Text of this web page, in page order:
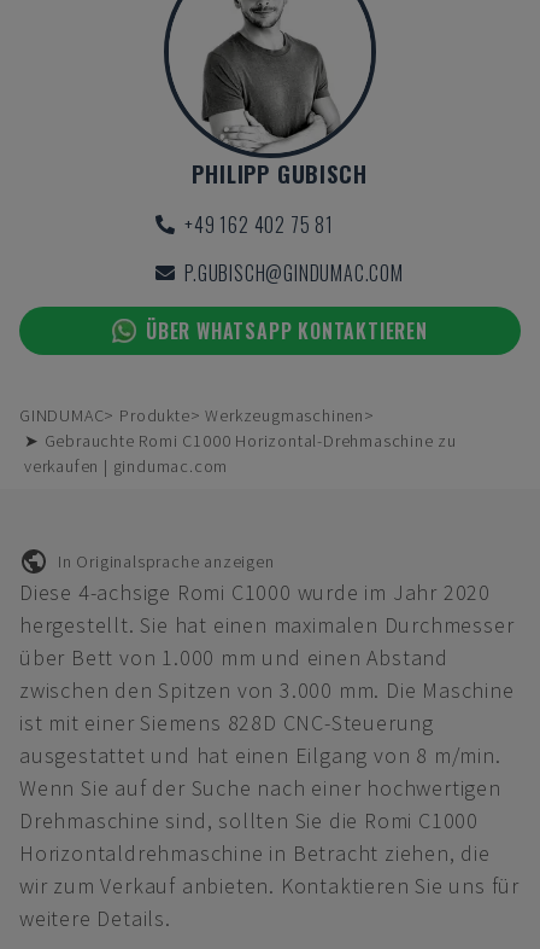
PHILIPP GUBISCH
+49 162 402 75 81
P.GUBISCH@GINDUMAC.COM
ÜBER WHATSAPP KONTAKTIEREN
GINDUMAC Produkte
Werkzeugmaschinen
➤ Gebrauchte Romi C1000 Horizontal-Drehmaschine zu
verkaufen | gindumac.com
In Originalsprache anzeigen
Diese 4-achsige Romi C1000 wurde im Jahr 2020
hergestellt. Sie hat einen maximalen Durchmesser
über Bett von 1.000 mm und einen Abstand
zwischen den Spitzen von 3.000 mm. Die Maschine
ist mit einer Siemens 828D CNC-Steuerung
ausgestattet und hat einen Eilgang von 8 m/min.
Wenn Sie auf der Suche nach einer hochwertigen
Drehmaschine sind, sollten Sie die Romi C1000
Horizontaldrehmaschine in Betracht ziehen, die
wir zum Verkauf anbieten. Kontaktieren Sie uns für
weitere Details.